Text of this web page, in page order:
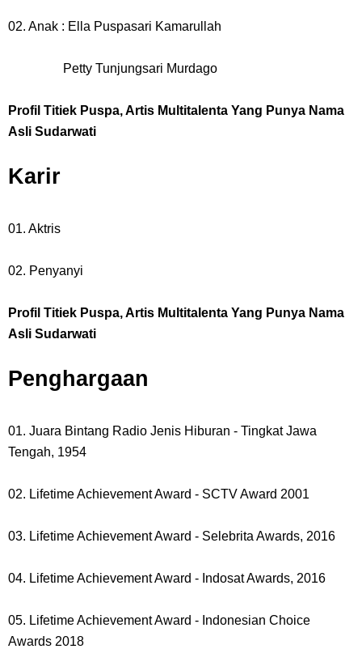
02. Anak : Ella Puspasari Kamarullah
Petty Tunjungsari Murdago
Profil Titiek Puspa, Artis Multitalenta Yang Punya Nama
Asli Sudarwati
Karir
01. Aktris
02. Penyanyi
Profil Titiek Puspa, Artis Multitalenta Yang Punya Nama
Asli Sudarwati
Penghargaan
01. Juara Bintang Radio Jenis Hiburan - Tingkat Jawa
Tengah, 1954
02. Lifetime Achievement Award - SCTV Award 2001
03. Lifetime Achievement Award - Selebrita Awards, 2016
04. Lifetime Achievement Award - Indosat Awards, 2016
05. Lifetime Achievement Award - Indonesian Choice
Awards 2018